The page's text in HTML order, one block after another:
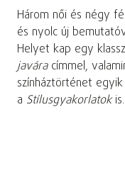
Három női és négy
és nyolc új
Helyet kap egy
javáracímmel,
színháztörténet
a Stílusgyakorlatokis.